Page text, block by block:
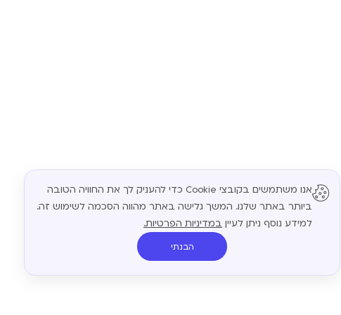
אנו משתמשים בקובצי Cookie כדי להעניק לך את החוויה הטובה
ביותר באתר שלנו. המשך גלישה באתר מהווה הסכמה לשימוש זה.
למידע נוסף ניתן לעיין במדיניות הפרטיות.
הבנתי